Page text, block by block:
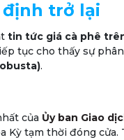
định trở lại
tin tức giá cà phê
tục cho thấy sự
.
của Ủy ban Giao
Kỳ tạm thời đóng